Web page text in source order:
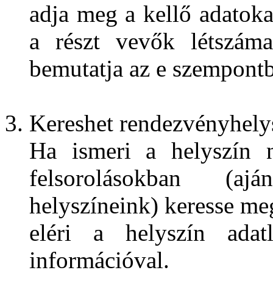
adja meg a kellő
a részt vevők
bemutatja az e
Kereshet
Ha ismeri a helyszín
felsorolásokban
helyszíneink) keresse
eléri a helyszín
információval.